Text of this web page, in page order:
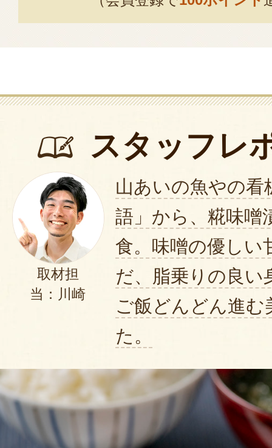
スタッフレ
取材担
当：川崎
山あいの魚やの看
語」から、糀味噌
食。味噌の優しい
だ、脂乗りの良い
ご飯どんどん進む
た。